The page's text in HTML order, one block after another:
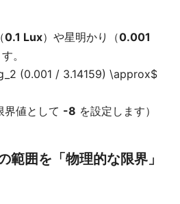
0.1 Lux）や星明かり（0.001
。
(0.001 / 3.14159) \approx$
界値として -8 を設定します）
囲を「物理的な限界」